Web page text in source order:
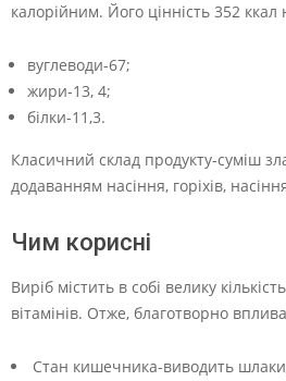
калорійним. Його цінність 352 ккал
вуглеводи-67;
жири-13, 4;
білки-11,3.
Класичний склад продукту-суміш
додаванням насіння, горіхів,
Чим корисні
Виріб містить в собі велику
вітамінів. Отже, благотворно
Стан кишечника-виводить